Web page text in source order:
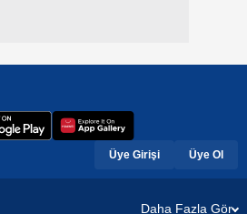
Üye Girişi Üye Ol
Daha Fazla Gör